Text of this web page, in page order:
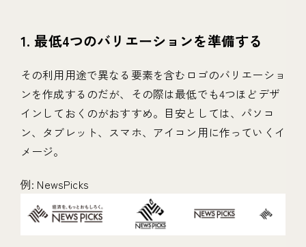
1. 最低4つのバリエーションを準備する
その利用用途で異なる要素を含むロゴのバリエーショ
ンを作成するのだが、その際は最低でも4つほどデザ
インしておくのがおすすめ。目安としては、パソコ
ン、タブレット、スマホ、アイコン用に作っていくイ
メージ。
例: NewsPicks